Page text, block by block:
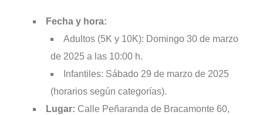
Fecha y hora:
Adultos (5K y 10K): Domingo 30 de marzo
de 2025 a las 10:00 h.​
Infantiles: Sábado 29 de marzo de 2025
(horarios según categorías).​
Lugar: Calle Peñaranda de Bracamonte 60,